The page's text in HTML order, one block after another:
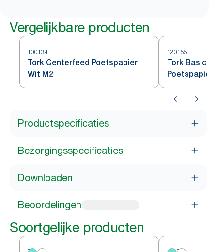
Vergelijkbare producten
100134
Tork Centerfeed Poetspapier
Wit M2
120155
Tork Basic
Poetspapier
Productspecificaties
Bezorgingsspecificaties
Downloaden
Beoordelingen
Soortgelijke producten